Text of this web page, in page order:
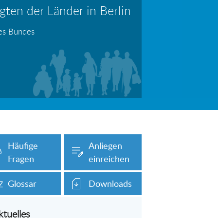
der Länder in Berlin
Bundes
Information: Die Wohngeldstelle darf Nachweise über Bemühungen zur Aufnahme einer Erwerbstätigkeit fordern
unser Onlineformular auf dieser
Häufige
Fragen
Anliegen
einreichen
Glossar Downloads